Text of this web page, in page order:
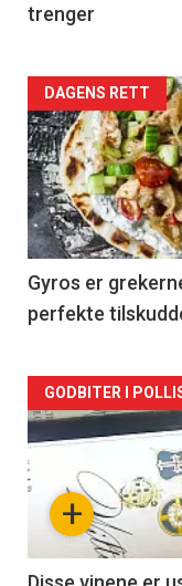
trenger
Forsiden
akkurat
nå
-
2
DAGENS RETT
Gyros er
perfekte
Forsiden
akkurat
nå+
GODBITER I